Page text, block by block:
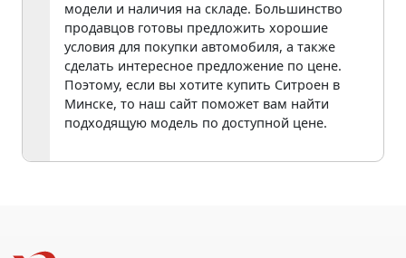
модели и наличия на складе. Большинство
продавцов готовы предложить хорошие
условия для покупки автомобиля, а также
сделать интересное предложение по цене.
Поэтому, если вы хотите купить Ситроен в
Минске, то наш сайт поможет вам найти
подходящую модель по доступной цене.